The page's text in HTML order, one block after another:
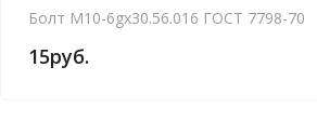
Болт М10-6gх30.56.016 ГОСТ 7798-70
15руб.